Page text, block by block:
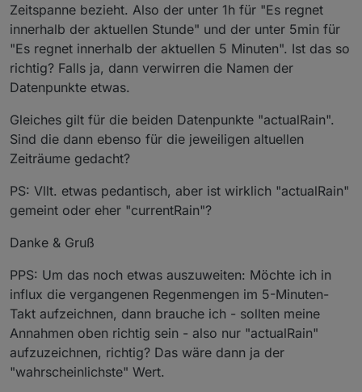
Zeitspanne bezieht. Also der unter 1h für "Es regnet
innerhalb der aktuellen Stunde" und der unter 5min für
"Es regnet innerhalb der aktuellen 5 Minuten". Ist das so
richtig? Falls ja, dann verwirren die Namen der
Datenpunkte etwas.
Gleiches gilt für die beiden Datenpunkte "actualRain".
Sind die dann ebenso für die jeweiligen altuellen
Zeiträume gedacht?
PS: Vllt. etwas pedantisch, aber ist wirklich "actualRain"
gemeint oder eher "currentRain"?
Danke & Gruß
PPS: Um das noch etwas auszuweiten: Möchte ich in
influx die vergangenen Regenmengen im 5-Minuten-
Takt aufzeichnen, dann brauche ich - sollten meine
Annahmen oben richtig sein - also nur "actualRain"
aufzuzeichnen, richtig? Das wäre dann ja der
"wahrscheinlichste" Wert.